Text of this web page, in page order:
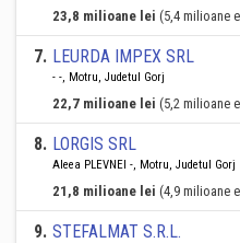
23,8 milioane lei (5,4 milioane
7. LEURDA IMPEX SRL
- -, Motru, Judetul Gorj
22,7 milioane lei (5,2 milioane
8. LORGIS SRL
Aleea PLEVNEI -, Motru, Judetul Gorj
21,8 milioane lei (4,9 milioane
9. STEFALMAT S.R.L.